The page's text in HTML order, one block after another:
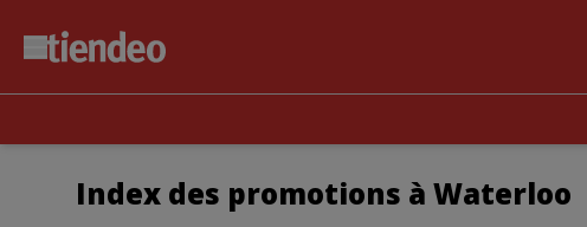
Index des promotions à Waterloo